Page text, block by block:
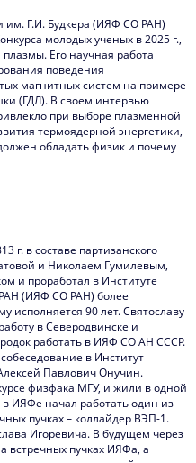
им. Г.И. Будкера (ИЯФ СО РАН)
молодых ученых в 2025 г.,
Его научная работа
поведения
магнитных систем на примере
(ГДЛ). В своем интервью
при выборе плазменной
термоядерной энергетики,
обладать физик и почему
г. в составе партизанского
и Николаем Гумилевым,
и проработал в Институте
(ИЯФ СО РАН) более
исполняется 90 лет. Святославу
в Северодвинске и
работать в ИЯФ СО АН СССР.
в Институт
Павлович Онучин.
физфака МГУ, и жили в одной
ИЯФе начал работать один из
пучках – коллайдер ВЭП-1.
Игоревича. В будущем через
встречных пучках ИЯФа, а